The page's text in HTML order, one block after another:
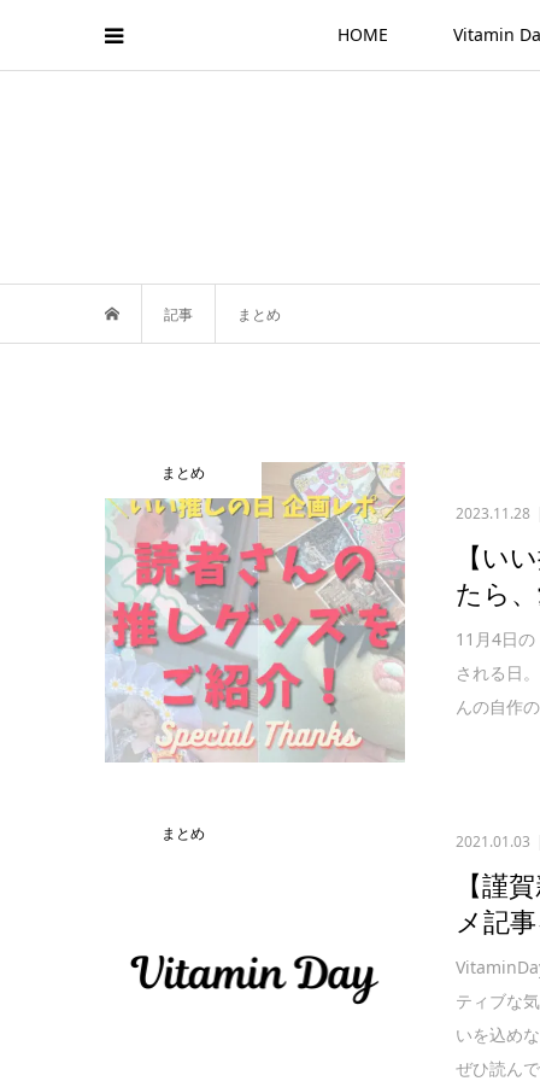
HOME Vitamin
記事 まとめ
まとめ
2023.11.28
【い
たら
11月4日
される日
んの自作
まとめ 2021.01.03
【謹
メ記
ティブな
いを込め
ぜひ読ん